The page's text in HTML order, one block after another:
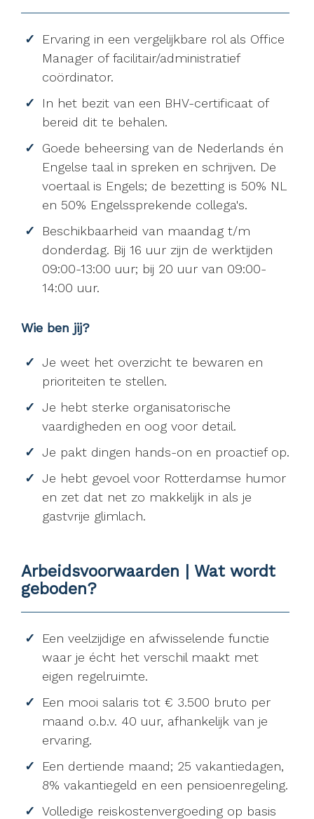
Ervaring in een vergelijkbare rol als Office
Manager of facilitair/administratief
coördinator.
In het bezit van een BHV-certificaat of
bereid dit te behalen.
Goede beheersing van de Nederlands én
Engelse taal in spreken en schrijven. De
voertaal is Engels; de bezetting is 50% NL
en 50% Engelssprekende collega's.
Beschikbaarheid van maandag t/m
donderdag. Bij 16 uur zijn de werktijden
09:00-13:00 uur; bij 20 uur van 09:00-
14:00 uur.
Wie ben jij?
Je weet het overzicht te bewaren en
prioriteiten te stellen.
Je hebt sterke organisatorische
vaardigheden en oog voor detail.
Je pakt dingen hands-on en proactief op.
Je hebt gevoel voor Rotterdamse humor
en zet dat net zo makkelijk in als je
gastvrije glimlach.
Arbeidsvoorwaarden | Wat wordt
geboden?
Een veelzijdige en afwisselende functie
waar je écht het verschil maakt met
eigen regelruimte.
Een mooi salaris tot € 3.500 bruto per
maand o.b.v. 40 uur, afhankelijk van je
ervaring.
Een dertiende maand; 25 vakantiedagen,
8% vakantiegeld en een pensioenregeling.
Volledige reiskostenvergoeding op basis